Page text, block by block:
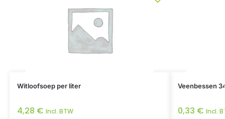
Witloofsoep per liter
4,28 € Incl. BTW
Veenbessen
0,33 € Incl.